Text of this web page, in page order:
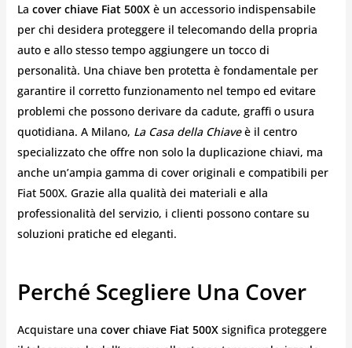
La cover chiave Fiat 500Xè un accessorio indispensabile
per chi desidera proteggere il telecomando della propria
auto e allo stesso tempo aggiungere un tocco di
personalità. Una chiave ben protetta è fondamentale per
garantire il corretto funzionamento nel tempo ed evitare
problemi che possono derivare da cadute, graffi o usura
quotidiana. A Milano, La Casa della Chiaveè il centro
specializzato che offre non solo la duplicazione chiavi, ma
anche un’ampia gamma di cover originali e compatibili per
Fiat 500X. Grazie alla qualità dei materiali e alla
professionalità del servizio, i clienti possono contare su
soluzioni pratiche ed eleganti.
Perché Scegliere Una Cover
Acquistare una cover chiave Fiat 500Xsignifica proteggere